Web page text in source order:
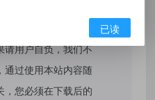
请用户自负，我们不
通过使用本站内容随
，您必须在下载后的
已读